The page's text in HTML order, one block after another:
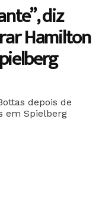
diz
Hamilton